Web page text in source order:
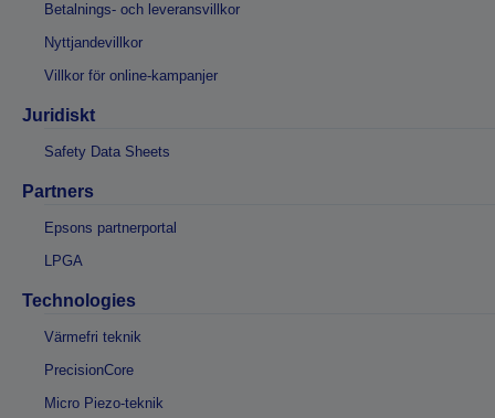
Betalnings- och leveransvillkor
Nyttjandevillkor
Villkor för online-kampanjer
Juridiskt
Safety Data Sheets
Partners
Epsons partnerportal
LPGA
Technologies
Värmefri teknik
PrecisionCore
Micro Piezo-teknik